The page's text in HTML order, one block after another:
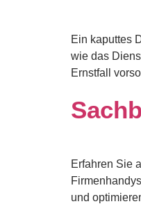
Ein kaputtes
wie das
Ernstfall
Erfahren Sie
und